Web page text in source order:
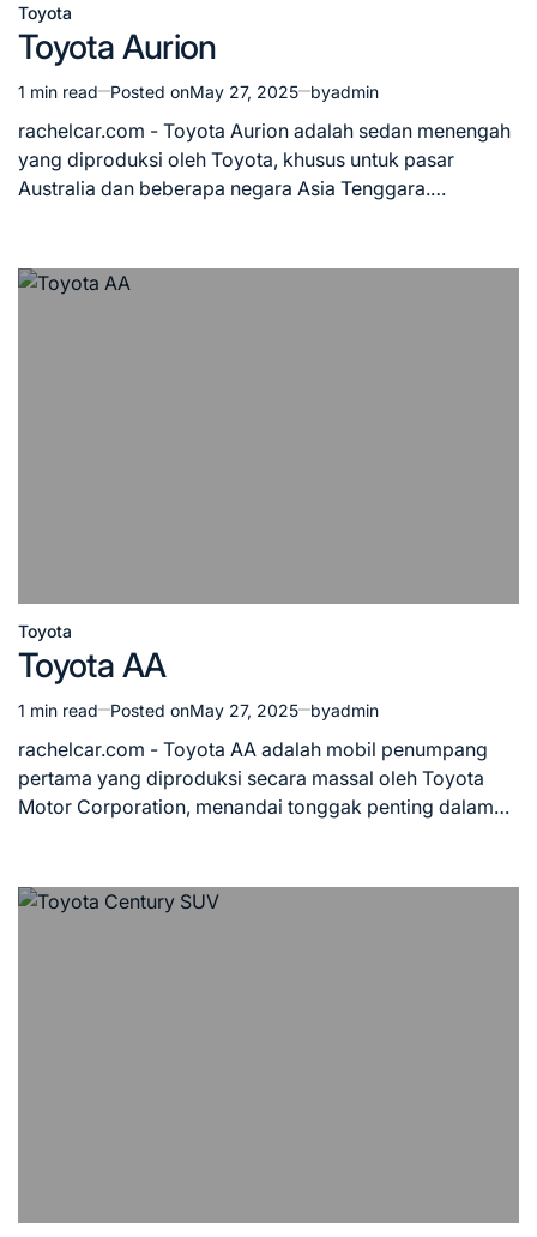
Posted
Toyota
Toyota Aurion
Estimated
read
time
1 min read Posted onMay 27, 2025 byadmin
rachelcar.com - Toyota Aurion adalah sedan menengah
yang diproduksi oleh Toyota, khusus untuk pasar
Australia dan beberapa negara Asia Tenggara.…
Posted
Toyota
Toyota AA
Estimated
read
time
1 min read Posted onMay 27, 2025 byadmin
rachelcar.com - Toyota AA adalah mobil penumpang
pertama yang diproduksi secara massal oleh Toyota
Motor Corporation, menandai tonggak penting dalam…